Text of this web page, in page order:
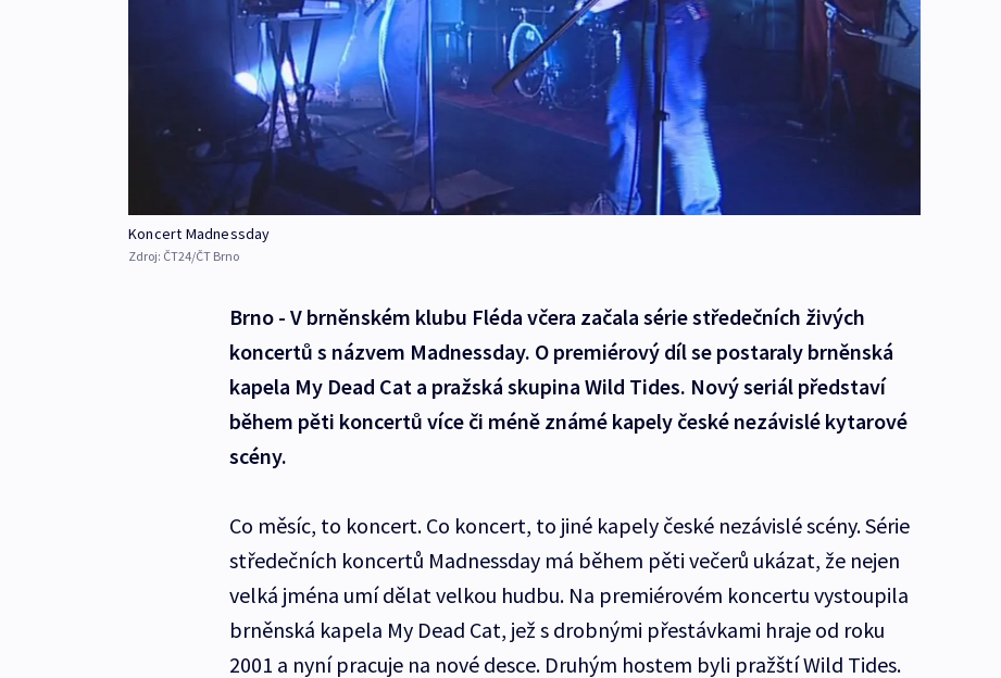
Koncert Madnessday
Zdroj: ČT24/ČT Brno
Brno - V brněnském klubu Fléda včera začala série středečních živých
koncertů s názvem Madnessday. O premiérový díl se postaraly brněnská
kapela My Dead Cat a pražská skupina Wild Tides. Nový seriál představí
během pěti koncertů více či méně známé kapely české nezávislé kytarové
scény.
Co měsíc, to koncert. Co koncert, to jiné kapely české nezávislé scény. Série
středečních koncertů Madnessday má během pěti večerů ukázat, že nejen
velká jména umí dělat velkou hudbu. Na premiérovém koncertu vystoupila
brněnská kapela My Dead Cat, jež s drobnými přestávkami hraje od roku
2001 a nyní pracuje na nové desce. Druhým hostem byli pražští Wild Tides.